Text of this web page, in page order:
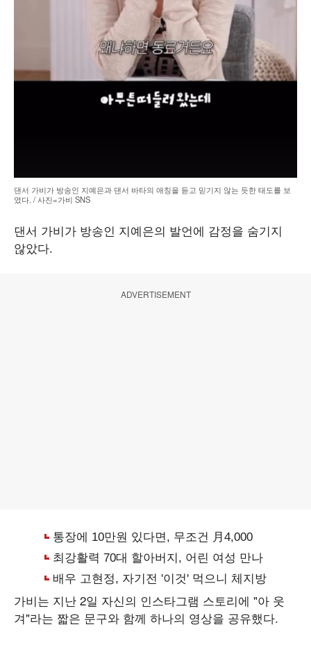
댄서 가비가 방송인 지예은과 댄서 바타의 애칭을 듣고 믿기지 않는 듯한 태도를 보
였다. / 사진=가비 SNS
댄서 가비가 방송인 지예은의 발언에 감정을 숨기지
않았다.
ADVERTISEMENT
가비는 지난 2일 자신의 인스타그램 스토리에 "아 웃
겨"라는 짧은 문구와 함께 하나의 영상을 공유했다.